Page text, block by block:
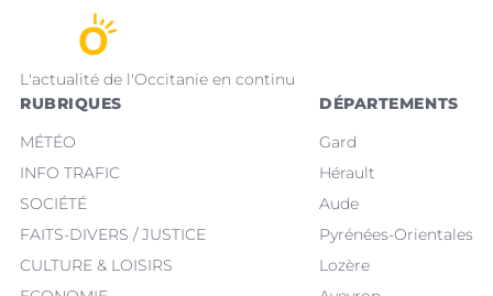
L'actualité de l'Occitanie en continu
RUBRIQUES
MÉTÉO
INFO TRAFIC
SOCIÉTÉ
FAITS-DIVERS / JUSTICE
CULTURE & LOISIRS
DÉPARTEMENTS
Gard
Hérault
Aude
Pyrénées-Orientales
Lozère